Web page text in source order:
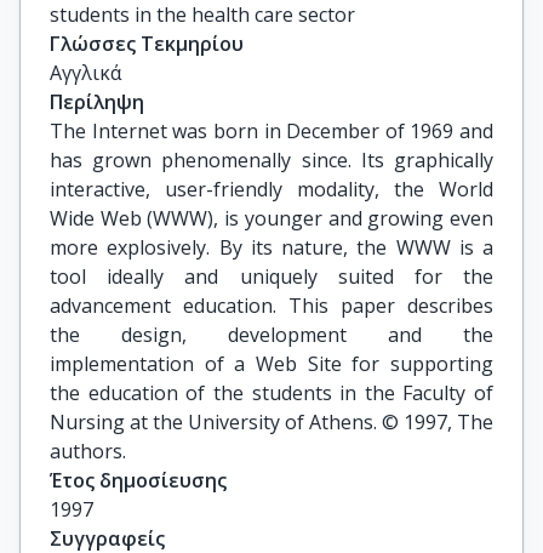
students in the health care sector
Γλώσσες Τεκμηρίου
Αγγλικά
Περίληψη
The Internet was born in December of 1969 and
has grown phenomenally since. Its graphically
interactive, user-friendly modality, the World
Wide Web (WWW), is younger and growing even
more explosively. By its nature, the WWW is a
tool ideally and uniquely suited for the
advancement education. This paper describes
the design, development and the
implementation of a Web Site for supporting
the education of the students in the Faculty of
Nursing at the University of Athens. © 1997, The
authors.
Έτος δημοσίευσης
1997
Συγγραφείς